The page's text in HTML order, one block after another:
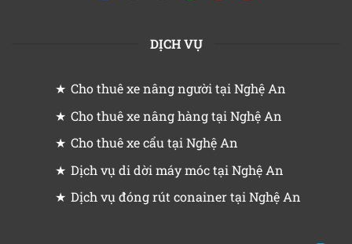
DỊCH VỤ
Cho thuê xe nâng người tại Nghệ An
Cho thuê xe nâng hàng tại Nghệ An
Cho thuê xe cẩu tại Nghệ An
Dịch vụ di dời máy móc tại Nghệ An
Dịch vụ đóng rút conainer tại Nghệ An